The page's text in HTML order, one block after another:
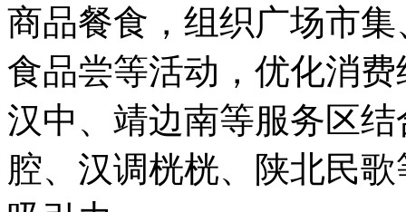
商品餐食，组织广场市
食品尝等活动，优化消
汉中、靖边南等服务区
腔、汉调桄桄、陕北民